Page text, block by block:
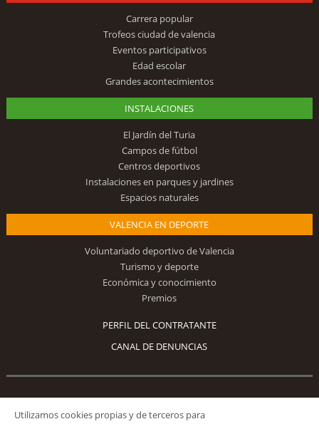
Carrera popular
Trofeos ciudad de valencia
Eventos participativos
Edad escolar
Grandes acontecimientos
INSTALACIONES
El Jardín del Turia
Campos de fútbol
Centros deportivos
Instalaciones en parques y jardines
Espacios naturales
VALENCIA EN DEPORTE
Voluntariado deportivo de Valencia
Turismo y deporte
Económica y conocimiento
Premios
PERFIL DEL CONTRATANTE
CANAL DE DENUNCIAS
Síguenos
Utilizamos cookies propias y de terceros para